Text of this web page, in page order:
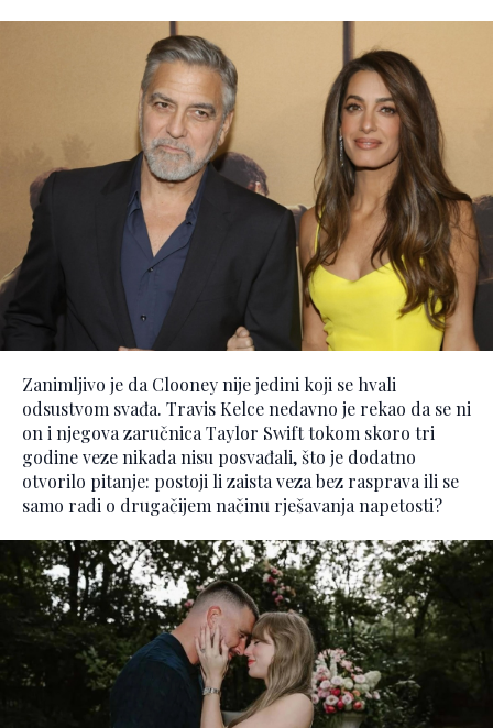
Zanimljivo je da Clooney nije jedini koji se hvali
odsustvom svađa. Travis Kelce nedavno je rekao da se ni
on i njegova zaručnica Taylor Swift tokom skoro tri
godine veze nikada nisu posvađali, što je dodatno
otvorilo pitanje: postoji li zaista veza bez rasprava ili se
samo radi o drugačijem načinu rješavanja napetosti?